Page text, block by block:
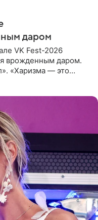
даром
VK Fest-2026
врожденным даром.
«Харизма — это